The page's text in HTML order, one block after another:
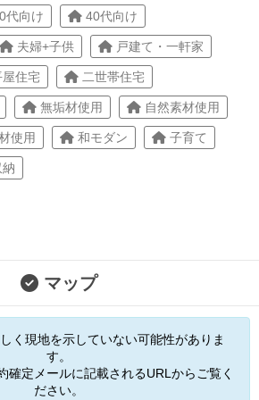
代向け 40代向け
夫婦+子供 戸建て・一軒家
屋住宅 二世帯住宅
無垢材使用 自然素材使用
使用 和モダン 子育て
納
マップ
く現地を示していない可能性がありま
す。
確定メールに記載されるURLからご覧く
ださい。